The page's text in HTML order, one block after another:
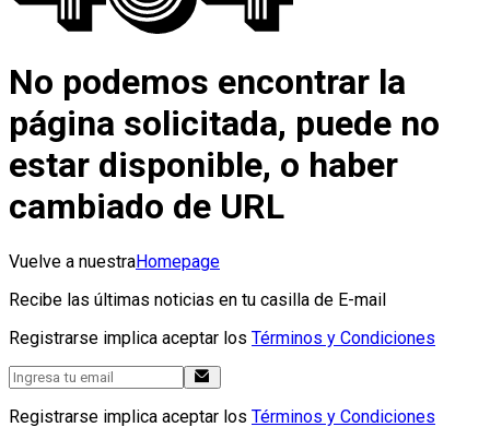
No podemos encontrar la
página solicitada, puede no
estar disponible, o haber
cambiado de URL
Vuelve a nuestraHomepage
Recibe las últimas noticias en tu casilla de E-mail
Registrarse implica aceptar los Términos y Condiciones
Registrarse implica aceptar los Términos y Condiciones